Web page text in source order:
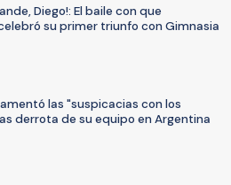
Diego!: El baile con que
su primer triunfo con Gimnasia
las "suspicacias con los
derrota de su equipo en Argentina